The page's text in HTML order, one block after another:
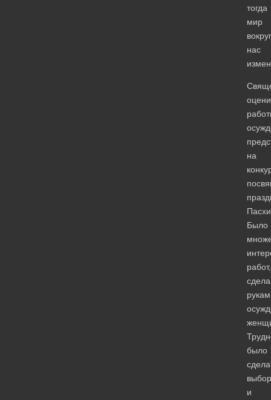
тогда
мир
вокруг
нас
на
Было
работ,
было
выбор
и